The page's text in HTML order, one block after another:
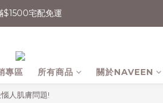
$1500宅配免運
$1500宅配免運
除Cookie或用無痕網頁開啟操作
$1500宅配免運
專區 所有商品 關於NAVEEN
人肌膚問題!